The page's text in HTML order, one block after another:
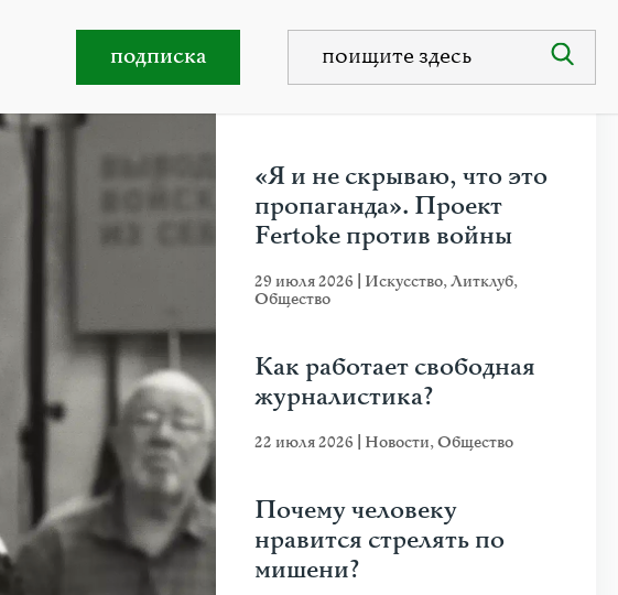
подписка
многоголового монстра»
«Я и не скрываю, что это
пропаганда». Проект
Fertoke против войны
29 июля 2026 Искусство,Литклуб,
Общество
Как работает свободная
журналистика?
22 июля 2026 Новости,Общество
Почему человеку
нравится стрелять по
мишени?